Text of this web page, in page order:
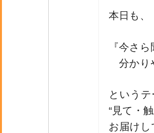
本日も、
『今さ
分かり
というテ
“見て・
お届けし